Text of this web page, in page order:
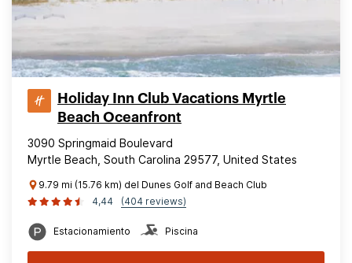
Holiday Inn Club Vacations Myrtle
Beach Oceanfront
3090 Springmaid Boulevard
Myrtle Beach, South Carolina 29577, United States
9.79 mi (15.76 km) del Dunes Golf and Beach Club
4,44
(404 reviews)
Estacionamiento Piscina